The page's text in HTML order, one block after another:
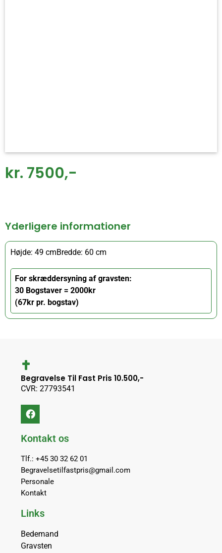
kr. 7500,-
Yderligere informationer
Højde: 49 cmBredde: 60 cm
For skræddersyning af gravsten:
30 Bogstaver = 2000kr
(67kr pr. bogstav)
Begravelse Til Fast Pris 10.500,-
CVR: 27793541
Kontakt os
Tlf.: +45 30 32 62 01
Begravelsetilfastpris@gmail.com
Personale
Kontakt
Links
Bedemand
Gravsten